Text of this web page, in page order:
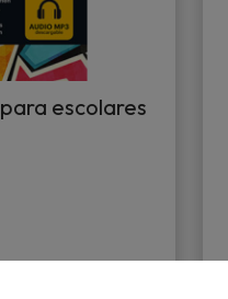
escolares